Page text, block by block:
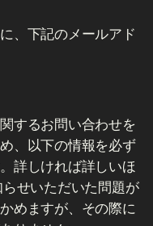
、下記のメールアド
するお問い合わせを
、以下の情報を必ず
詳しければ詳しいほ
せいただいた問題が
めますが、その際に